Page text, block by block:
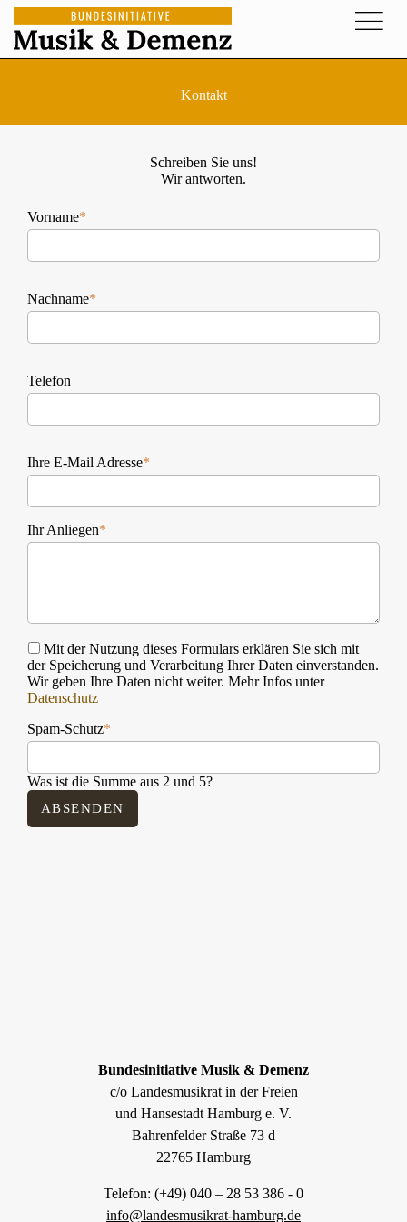
Kontakt
Schreiben Sie uns!
Wir antworten.
Vorname*
Nachname*
Telefon
Ihre E-Mail Adresse*
Ihr Anliegen*
Mit der Nutzung dieses Formulars erklären Sie sich mit
der Speicherung und Verarbeitung Ihrer Daten einverstanden.
Wir geben Ihre Daten nicht weiter. Mehr Infos unter
Datenschutz
Spam-Schutz*
Was ist die Summe aus 2 und 5?
ABSENDEN
Bundesinitiative Musik & Demenz
c/o Landesmusikrat in der Freien
und Hansestadt Hamburg e. V.
Bahrenfelder Straße 73 d
22765 Hamburg
Telefon: (+49) 040 – 28 53 386 - 0
info@landesmusikrat-hamburg.de